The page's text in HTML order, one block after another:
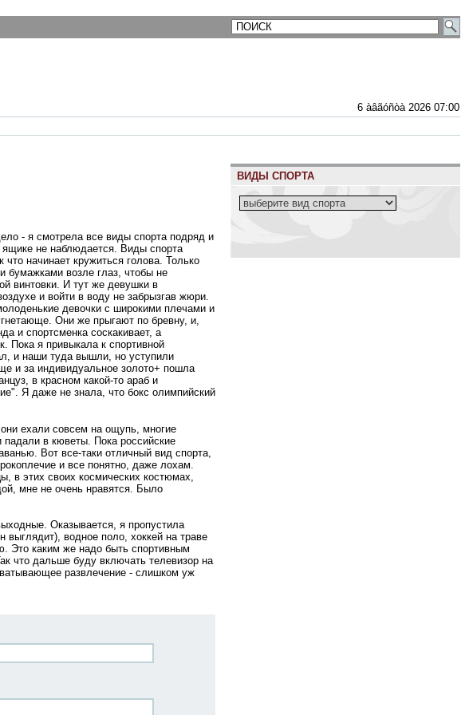
6 àâãóñòà 2026 07:00
- я смотрела все виды спорта подряд и
ящике не наблюдается. Виды спорта
начинает кружиться голова. Только
бумажками возле глаз, чтобы не
винтовки. И тут же девушки в
и войти в воду не забрызгав жюри.
девочки с широкими плечами и
Они же прыгают по бревну, и,
и спортсменка соскакивает, а
Пока я привыкала к спортивной
и наши туда вышли, но уступили
и за индивидуальное золото+ пошла
в красном какой-то араб и
Я даже не знала, что бокс олимпийский
ехали совсем на ощупь, многие
падали в кюветы. Пока российские
Вот все-таки отличный вид спорта,
и все понятно, даже лохам.
в этих своих космических костюмах,
мне не очень нравятся. Было
Оказывается, я пропустила
выглядит), водное поло, хоккей на траве
Это каким же надо быть спортивным
что дальше буду включать телевизор на
развлечение - слишком уж
ВИДЫ СПОРТА